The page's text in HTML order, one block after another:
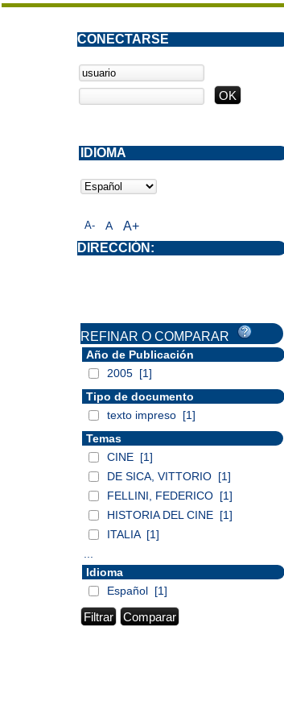
A- A A+
CONECTARSE
DIRECCIÓN:
IDIOMA
REFINAR O COMPARAR
Año de Publicación
2005 [1]
Tipo de documento
texto impreso [1]
Temas
CINE [1]
DE SICA, VITTORIO [1]
FELLINI, FEDERICO [1]
HISTORIA DEL CINE [1]
ITALIA [1]
Idioma
Español [1]